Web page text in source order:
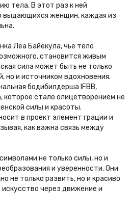
тела. В этот раз к ней
выдающихся женщин, каждая из
Леа Байекула, чье тело
становится живым
сила может быть не только
но и источником вдохновения.
бодибилдерша IFBB,
стало олицетворением не
силы и красоты.
в проект элемент грации и
как важна связь между
не только силы, но и
и уверенности. Они
не только развить, но и красиво
через движение и